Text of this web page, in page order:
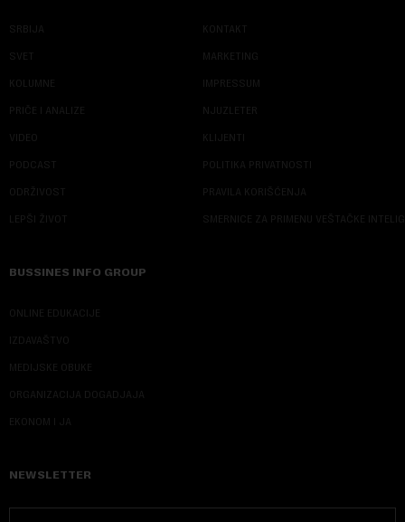
SRBIJA
SVET
KOLUMNE
PRIČE I ANALIZE
VIDEO
PODCAST
ODRŽIVOST
LEPŠI ŽIVOT
KONTAKT
MARKETING
IMPRESSUM
NJUZLETER
KLIJENTI
POLITIKA PRIVATNOSTI
PRAVILA KORIŠĆENJA
SMERNICE ZA PRIMENU VEŠTAČKE
BUSSINES INFO GROUP
ONLINE EDUKACIJE
IZDAVAŠTVO
MEDIJSKE OBUKE
ORGANIZACIJA DOGADJAJA
EKONOM I JA
NEWSLETTER